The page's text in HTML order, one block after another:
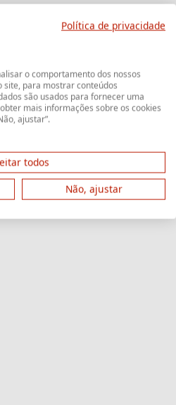
Política de privacidade
o comportamento dos nossos
para mostrar conteúdos
são usados ​​para fornecer uma
mais informações sobre os cookies
ajustar”.
todos
Não, ajustar